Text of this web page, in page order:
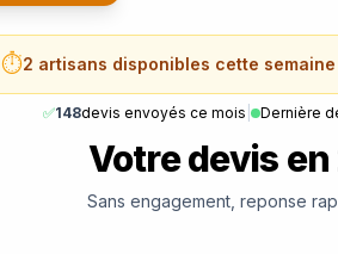
⏱️2 artisans disponibles cette
✅148devis envoyés ce mois Dernière
Votre devis en
Sans engagement, reponse